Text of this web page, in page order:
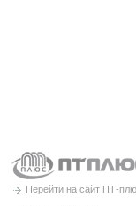
Перейти на сайт ПТ-